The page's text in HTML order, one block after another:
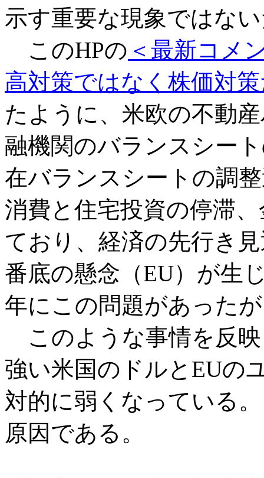
示す重要な現象ではな
このHPの ＜最新コメ
高対策ではなく株価対策
たように、米欧の不動
融機関のバランスシー
在バランスシートの調
消費と住宅投資の停滞
ており、経済の先行き
番底の懸念（EU）が生
年にこの問題があった
このような事情を反
強い米国のドルとEUの
対的に弱くなっている
原因である。